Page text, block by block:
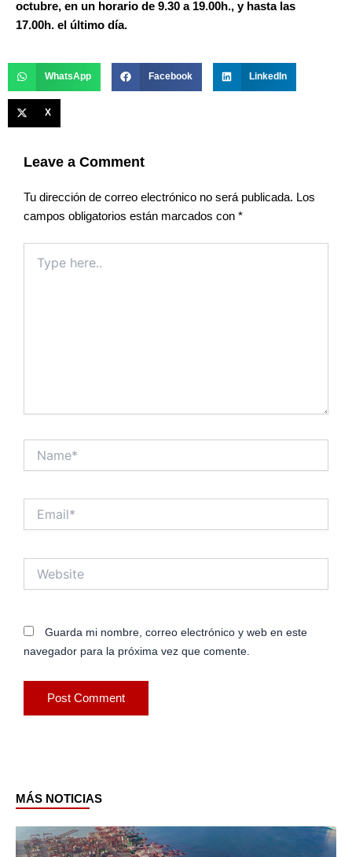
octubre, en un horario de 9.30 a 19.00h., y hasta las
17.00h. el último día.
WhatsApp Facebook LinkedIn
X
Leave a Comment
Tu dirección de correo electrónico no será publicada. Los
campos obligatorios están marcados con *
here..
Guarda mi nombre, correo electrónico y web en este
navegador para la próxima vez que comente.
MÁS NOTICIAS
PagePage